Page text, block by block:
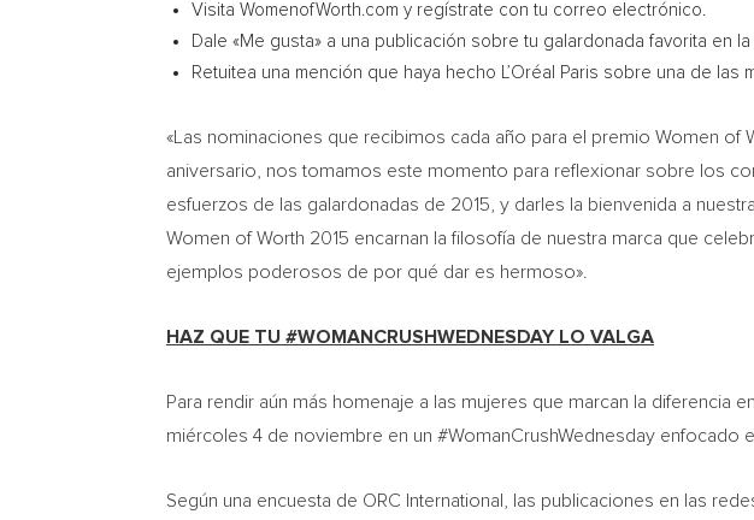
Visita WomenofWorth.com y regístrate con tu correo electrónico.
Dale «Me gusta» a una publicación sobre tu galardonada favorita en
Retuitea una mención que haya hecho L’Oréal Paris sobre una de las
«Las nominaciones que recibimos cada año para el premio Women
aniversario, nos tomamos este momento para reflexionar sobre los
esfuerzos de las galardonadas de 2015, y darles la bienvenida a
Women of Worth 2015 encarnan la filosofía de nuestra marca que
ejemplos poderosos de por qué dar es hermoso».
HAZ QUE TU #WOMANCRUSHWEDNESDAY LO VALGA
Para rendir aún más homenaje a las mujeres que marcan la diferencia
miércoles 4 de noviembre en un #WomanCrushWednesday enfocado
Según una encuesta de ORC International, las publicaciones en las